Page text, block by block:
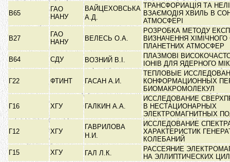
В65
ГАО
НАНУ
ВАЙЦЕХОВСЬКА
А.Д.
ТРАНСФОРИАЦІЯ ТА
ВЗАЄМОДІЯ ХВИЛЬ В
АТМОСФЕРІ
В27
ГАО
НАНУ
ВЕЛЕСЬ О.А.
РОЗРОБКА МЕТОДУ
ВИЗНАЧЕННЯ ХІМІЧНОГО
ПЛАНЕТНИХ АТМОСФЕР
В64
СДУ ВОЗНИЙ В.І.
ПЛАЗМОВІ
ІОНІВ ДЛЯ ЯДЕРНОГО
Г22 ФТИНТ ГАСАН А.И.
ТЕПЛОВЫЕ
КОНФОРМАЦИОННЫХ
БИОМАКРОМОЛЕКУЛ
Г16 ХГУ ГАЛКИН А.А.
ИССЛЕДОВАНИЕ
В НЕСТАЦИОНАРНЫХ
ЭЛЕКТРОМАГНИТНЫХ
Г12 ХГУ
ГАВРИЛОВА
Н.И.
ИССЛЕДОВАНИЕ
ХАРАКТЕРИСТИК
КОЛЕБАНИЙ
Г15
ХГУ ГАЛ Л.К.
РАССЕЯНИЕ
НА ЭЛЛИПТИЧЕСКИХ